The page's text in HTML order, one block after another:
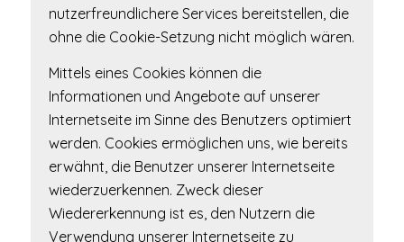
nutzerfreundlichere Services bereitstellen, die
ohne die Cookie-Setzung nicht möglich wären.
Mittels eines Cookies können die
Informationen und Angebote auf unserer
Internetseite im Sinne des Benutzers optimiert
werden. Cookies ermöglichen uns, wie bereits
erwähnt, die Benutzer unserer Internetseite
wiederzuerkennen. Zweck dieser
Wiedererkennung ist es, den Nutzern die
Verwendung unserer Internetseite zu